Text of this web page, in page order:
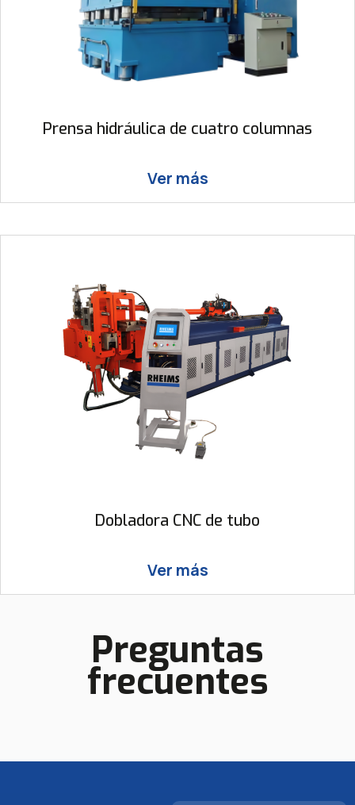
Prensa hidráulica de cuatro columnas
Ver más
Dobladora CNC de tubo
Ver más
Preguntas
frecuentes